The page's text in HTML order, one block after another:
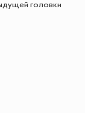
головки